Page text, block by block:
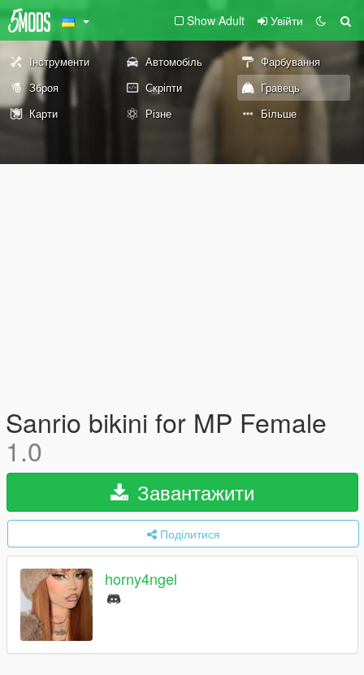
Show Adult Увійти
Інструменти Автомобіль
Фарбування
Зброя
Скріпти
Гравець
Карти
Різне Більше
Sanrio bikini for MP Female
1.0
Завантажити
Поділитися
horny4ngel